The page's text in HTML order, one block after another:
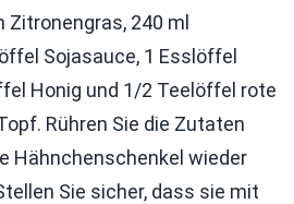
Zitronengras, 240 ml
Sojasauce, 1 Esslöffel
Honig und 1/2 Teelöffel rote
Rühren Sie die Zutaten
Hähnchenschenkel wieder
Sie sicher, dass sie mit